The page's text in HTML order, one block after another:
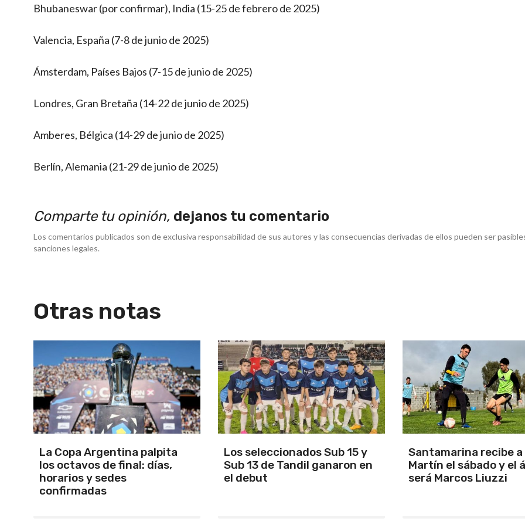
Bhubaneswar (por confirmar), India (15-25 de febrero de 2025)
Valencia, España (7-8 de junio de 2025)
Ámsterdam, Países Bajos (7-15 de junio de 2025)
Londres, Gran Bretaña (14-22 de junio de 2025)
Amberes, Bélgica (14-29 de junio de 2025)
Berlín, Alemania (21-29 de junio de 2025)
Comparte tu opinión, dejanos tu comentario
Los comentarios publicados son de exclusiva responsabilidad de sus autores y las consecuencias derivadas de ellos pueden ser
sanciones legales.
Otras notas
Los seleccionados Sub 15 y
Sub 13 de Tandil ganaron en
el debut
Santamarina recibe a San
Martín el sábado y el árbitro
será Marcos Liuzzi
Los Pumas se
enfrentar a